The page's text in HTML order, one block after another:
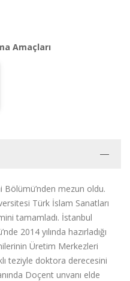
Amaçları
mezun oldu.
Türk İslam Sanatları
tamamladı. İstanbul
2014 yılında hazırladığı
Üretim Merkezleri
teziyle doktora derecesini
Doçent unvanı elde